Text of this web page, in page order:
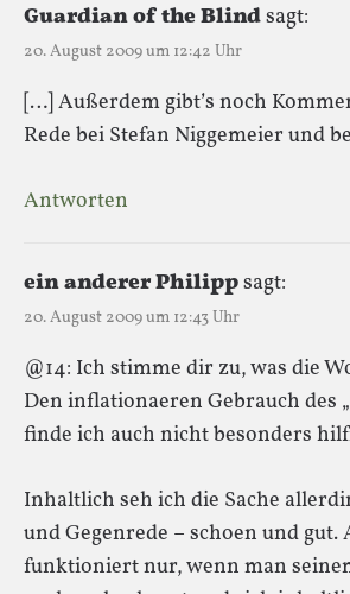
Guardian of the Blindsagt:
20. August 2009 um 12:42 Uhr
[…] Außerdem gibt’s noch
Rede bei Stefan Niggemeier und
Antworten
ein anderer Philippsagt:
20. August 2009 um 12:43 Uhr
@14: Ich stimme dir zu, was die
Den inflationaeren Gebrauch des
finde ich auch nicht besonders
Inhaltlich seh ich die Sache
und Gegenrede – schoen und gut.
funktioniert nur, wenn man